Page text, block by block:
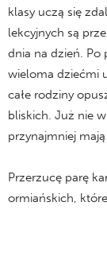
klasy uczą się
lekcyjnych są
dnia na dzień. Po
wieloma dziećmi
całe rodziny
bliskich. Już nie
przynajmniej
Przerzucę parę
ormiańskich,